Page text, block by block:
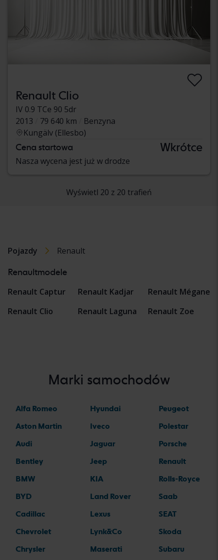
Renault Clio
IV 0.9 TCe 90 5dr
2013
79 640 km
Benzyna
Kungälv (Ellesbo)
Cena startowa Wkrótce
Nasza wycena jest już w drodze
Wyświetl 20 z 20 trafień
Pojazdy Renault
Renaultmodele
Renault Captur
Renault Clio
Renault Kadjar
Renault Laguna
Renault Mégane
Renault Zoe
Marki samochodów
Alfa Romeo
Aston Martin
Audi
Bentley
BMW
BYD
Cadillac
Chevrolet
Chrysler
Hyundai
Iveco
Jaguar
Jeep
KIA
Land Rover
Lexus
Lynk&Co
Maserati
Peugeot
Polestar
Porsche
Renault
Rolls-Royce
Saab
SEAT
Skoda
Subaru